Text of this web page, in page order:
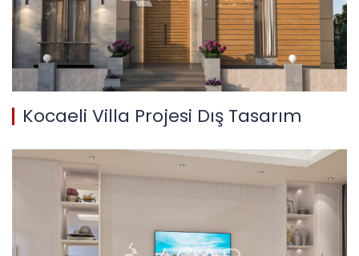
Kocaeli Villa Projesi Dış Tasarım